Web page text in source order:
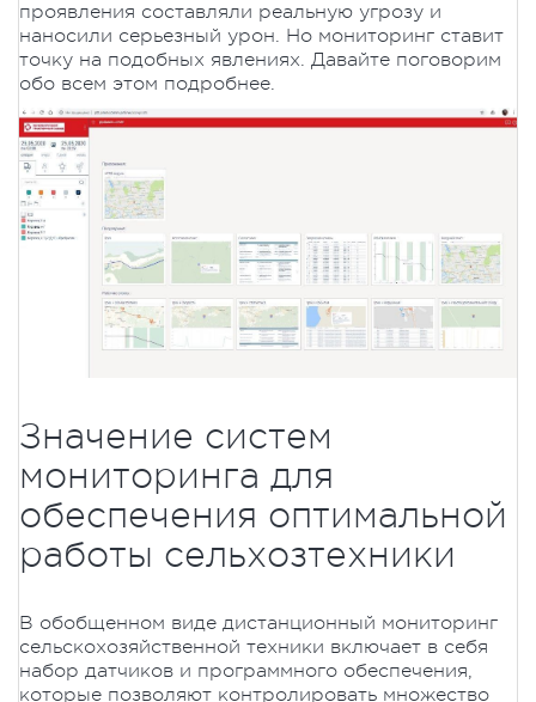
проявления составляли реальную угрозу и
наносили серьезный урон. Но мониторинг ставит
точку на подобных явлениях. Давайте поговорим
обо всем этом подробнее.
Значение систем
мониторинга для
обеспечения оптимальной
работы сельхозтехники
В обобщенном виде дистанционный мониторинг
сельскохозяйственной техники включает в себя
набор датчиков и программного обеспечения,
которые позволяют контролировать множество